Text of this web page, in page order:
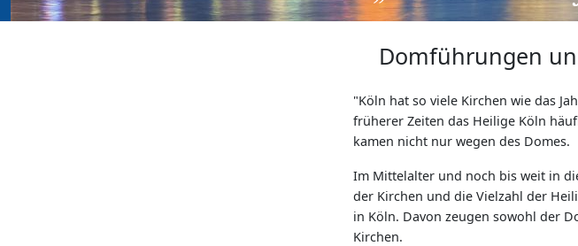
Domführungen
"Köln hat so viele Kirchen wie das
früherer Zeiten das Heilige Köln
kamen nicht nur wegen des Domes.
Im Mittelalter und noch bis weit in
der Kirchen und die Vielzahl der
in Köln. Davon zeugen sowohl der
Kirchen.